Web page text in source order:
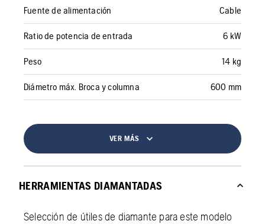
Fuente de alimentación Cable
Ratio de potencia de entrada 6 kW
Peso 14 kg
Diámetro máx. Broca y columna 600 mm
VER MÁS
HERRAMIENTAS DIAMANTADAS
Selección de útiles de diamante para este modelo